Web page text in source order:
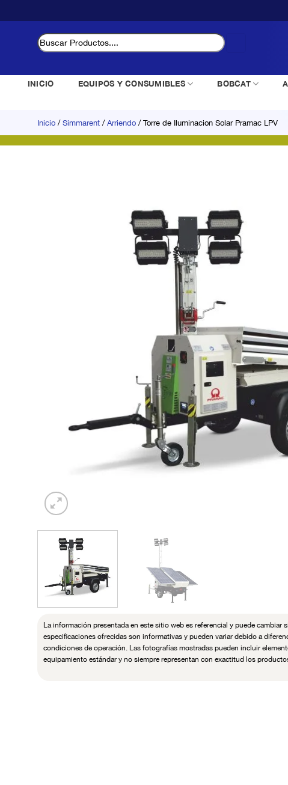
al
contenidoBuscar
por:
INICIO EQUIPOS Y CONSUMIBLES BOBCAT
Inicio / Simmarent / Arriendo / Torre de Iluminacion Solar Pramac LPV
La información presentada en este sitio web es referencial y puede cambiar
especificaciones ofrecidas son informativas y pueden variar debido a
condiciones de operación. Las fotografías mostradas pueden incluir
equipamiento estándar y no siempre representan con exactitud los